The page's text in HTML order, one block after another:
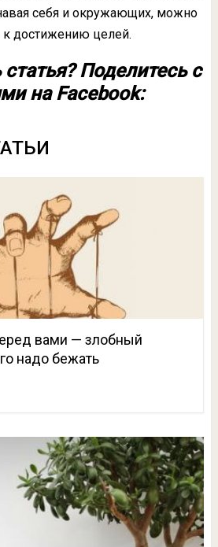
себя и окружающих, можно
к достижению целей.
Поделитесь с
на Facebook:
вами — злобный
надо бежать